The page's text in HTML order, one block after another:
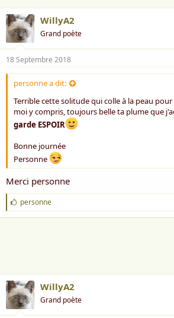
WillyA2
Grand poète
18 Septembre 2018
personne a dit:
Terrible cette solitude qui colle à la peau
moi y compris, toujours belle ta plume que
garde ESPOIR
Bonne journée
Personne
Merci personne
J
'
a
personne
WillyA2
Grand poète